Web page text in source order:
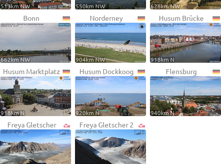
513km NW 550km NW 628km NW
Bonn
662km NW
Norderney
904km NW
Husum Brücke
918km N
Husum Marktplatz
918km N
Husum Dockkoog
920km N
Flensburg
940km N
Freya Gletscher Freya Gletscher 2